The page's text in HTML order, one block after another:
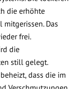
die erhöhte
Das
frei.
die
still gelegt.
dass die im